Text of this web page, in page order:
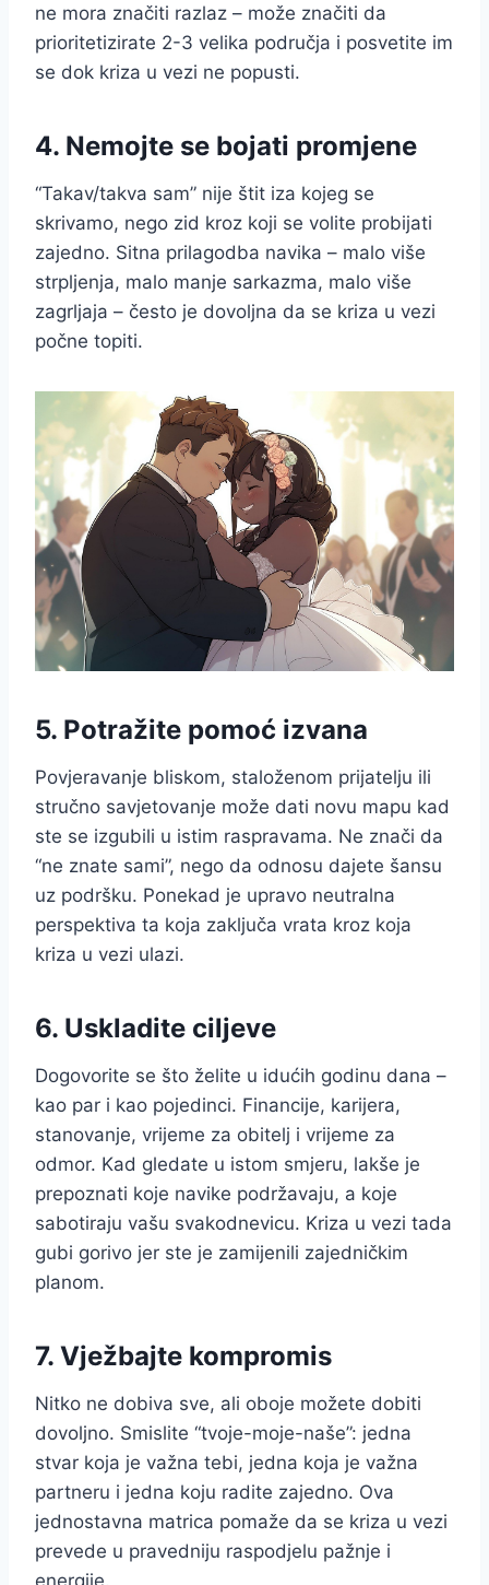
ne mora značiti razlaz – može značiti da
prioritetizirate 2-3 velika područja i posvetite im
se dok kriza u vezi ne popusti.
4. Nemojte se bojati promjene
“Takav/takva sam” nije štit iza kojeg se
skrivamo, nego zid kroz koji se volite probijati
zajedno. Sitna prilagodba navika – malo više
strpljenja, malo manje sarkazma, malo više
zagrljaja – često je dovoljna da se kriza u vezi
počne topiti.
5. Potražite pomoć izvana
Povjeravanje bliskom, staloženom prijatelju ili
stručno savjetovanje može dati novu mapu kad
ste se izgubili u istim raspravama. Ne znači da
“ne znate sami”, nego da odnosu dajete šansu
uz podršku. Ponekad je upravo neutralna
perspektiva ta koja zaključa vrata kroz koja
kriza u vezi ulazi.
6. Uskladite ciljeve
Dogovorite se što želite u idućih godinu dana –
kao par i kao pojedinci. Financije, karijera,
stanovanje, vrijeme za obitelj i vrijeme za
odmor. Kad gledate u istom smjeru, lakše je
prepoznati koje navike podržavaju, a koje
sabotiraju vašu svakodnevicu. Kriza u vezi tada
gubi gorivo jer ste je zamijenili zajedničkim
planom.
7. Vježbajte kompromis
Nitko ne dobiva sve, ali oboje možete dobiti
dovoljno. Smislite “tvoje-moje-naše”: jedna
stvar koja je važna tebi, jedna koja je važna
partneru i jedna koju radite zajedno. Ova
jednostavna matrica pomaže da se kriza u vezi
prevede u pravedniju raspodjelu pažnje i
energije.